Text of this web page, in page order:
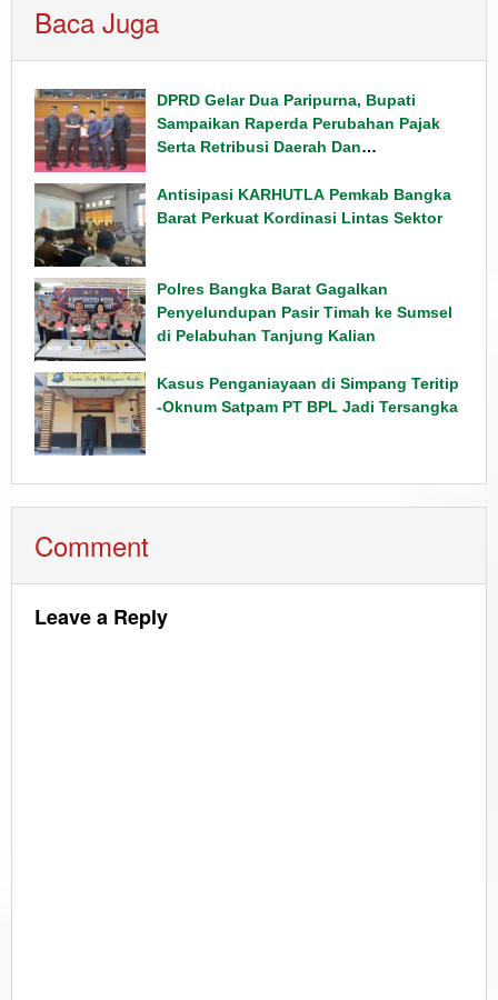
Baca Juga
DPRD Gelar Dua Paripurna, Bupati
Sampaikan Raperda Perubahan Pajak
Serta Retribusi Daerah Dan
Tahun 2026
Antisipasi KARHUTLA Pemkab Bangka
Barat Perkuat Kordinasi Lintas Sektor
Polres Bangka Barat Gagalkan
Penyelundupan Pasir Timah ke Sumsel
di Pelabuhan Tanjung Kalian
Kasus Penganiayaan di Simpang Teritip
-Oknum Satpam PT BPL Jadi Tersangka
Comment
Leave a Reply